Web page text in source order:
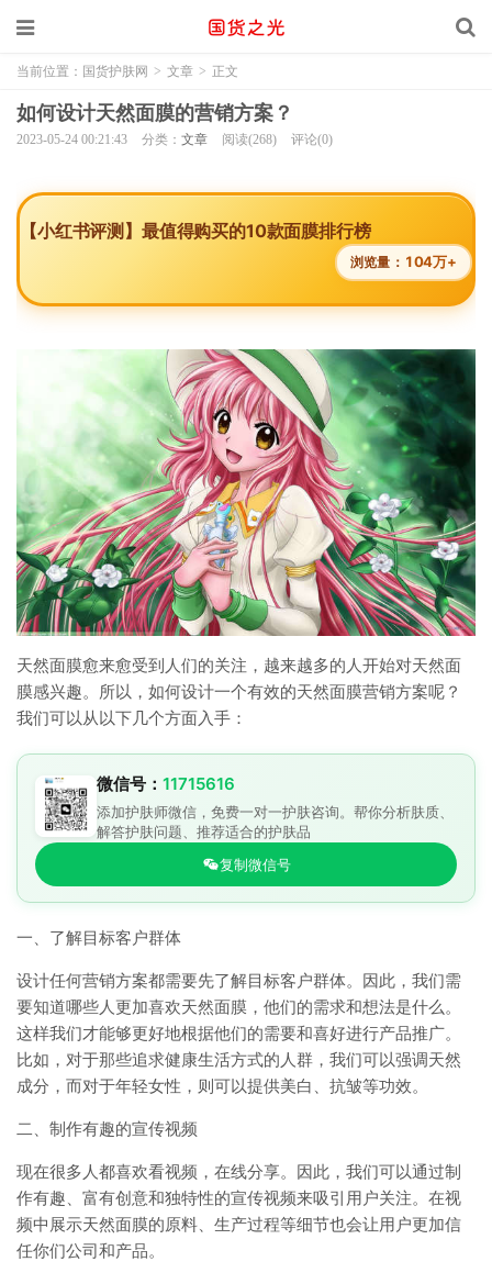
当前位置： 国货护肤网 > 文章 > 正文
如何设计天然面膜的营销方案？
2023-05-24 00:21:43 分类： 文章 阅读(268) 评论(0)
【小红书评测】最值得购买的10款面膜排行榜
浏览量： 104万+
天然面膜愈来愈受到人们的关注，越来越多的人开始对天然面
膜感兴趣。所以，如何设计一个有效的天然面膜营销方案呢？
我们可以从以下几个方面入手：
微信号： 11715616
添加护肤师微信，免费一对一护肤咨询。帮你分析肤质、
解答护肤问题、推荐适合的护肤品
复制微信号
一、了解目标客户群体
设计任何营销方案都需要先了解目标客户群体。因此，我们需
要知道哪些人更加喜欢天然面膜，他们的需求和想法是什么。
这样我们才能够更好地根据他们的需要和喜好进行产品推广。
比如，对于那些追求健康生活方式的人群，我们可以强调天然
成分，而对于年轻女性，则可以提供美白、抗皱等功效。
二、制作有趣的宣传视频
现在很多人都喜欢看视频，在线分享。因此，我们可以通过制
作有趣、富有创意和独特性的宣传视频来吸引用户关注。在视
频中展示天然面膜的原料、生产过程等细节也会让用户更加信
任你们公司和产品。